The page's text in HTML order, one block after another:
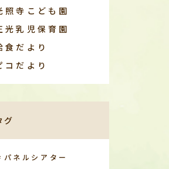
照寺こども園
光乳児保育園
食だより
コだより
グ
パネルシアター